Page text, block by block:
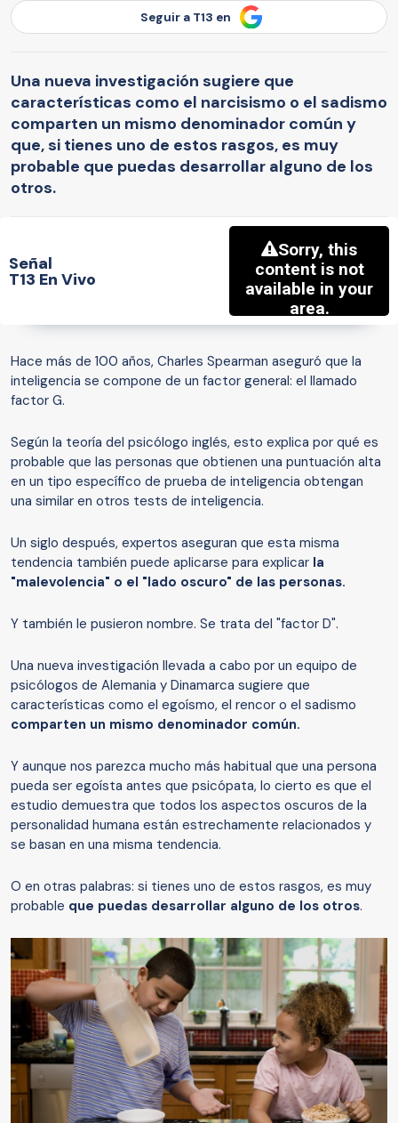
Seguir a T13 en
Una nueva investigación sugiere que
características como el narcisismo o el sadismo
comparten un mismo denominador común y
que, si tienes uno de estos rasgos, es muy
probable que puedas desarrollar alguno de los
otros.
Señal
T13 En Vivo
Hace más de 100 años, Charles Spearman aseguró que la
inteligencia se compone de un factor general: el llamado
factor G.
Según la teoría del psicólogo inglés, esto explica por qué es
probable que las personas que obtienen una puntuación alta
en un tipo específico de prueba de inteligencia obtengan
una similar en otros tests de inteligencia.
Un siglo después, expertos aseguran que esta misma
tendencia también puede aplicarse para explicar la
"malevolencia" o el "lado oscuro" de las personas.
Y también le pusieron nombre. Se trata del "factor D".
Una nueva investigación llevada a cabo por un equipo de
psicólogos de Alemania y Dinamarca sugiere que
características como el egoísmo, el rencor o el sadismo
comparten un mismo denominador común.
Y aunque nos parezca mucho más habitual que una persona
pueda ser egoísta antes que psicópata, lo cierto es que el
estudio demuestra que todos los aspectos oscuros de la
personalidad humana están estrechamente relacionados y
se basan en una misma tendencia.
O en otras palabras: si tienes uno de estos rasgos, es muy
probable que puedas desarrollar alguno de los otros.